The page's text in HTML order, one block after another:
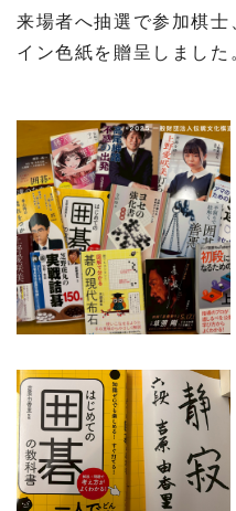
来場者へ抽選で参加棋
イン色紙を贈呈しました。